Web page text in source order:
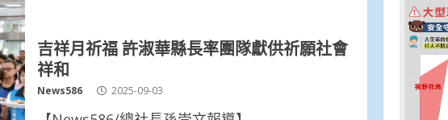
吉祥月祈福 許淑華縣長率團隊獻供祈願社會
祥和
News586 2025-09-03